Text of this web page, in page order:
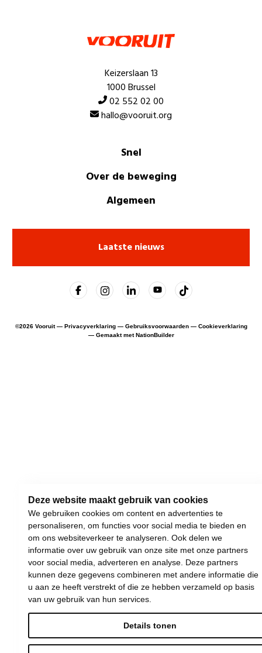
Deze website maakt gebruik van cookies
We gebruiken cookies om content en advertenties te
personaliseren, om functies voor social media te bieden en
om ons websiteverkeer te analyseren. Ook delen we
informatie over uw gebruik van onze site met onze partners
voor social media, adverteren en analyse. Deze partners
kunnen deze gegevens combineren met andere informatie die
u aan ze heeft verstrekt of die ze hebben verzameld op basis
van uw gebruik van hun services.
Details tonen
Keizerslaan 13
1000 Brussel
02 552 02 00
hallo@vooruit.org
Snel
Over de beweging
Algemeen
Laatste nieuws
©2026Vooruit — Privacyverklaring— Gebruiksvoorwaarden— Cookieverklaring
— Gemaakt met NationBuilder